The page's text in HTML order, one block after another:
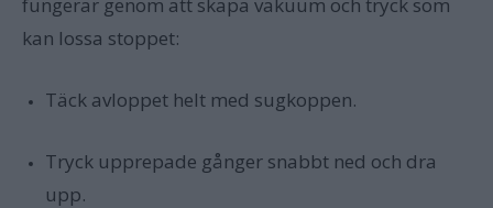
kan lossa stoppet:
Täck avloppet helt med sugkoppen.
Tryck upprepade gånger snabbt ned och dra
upp.